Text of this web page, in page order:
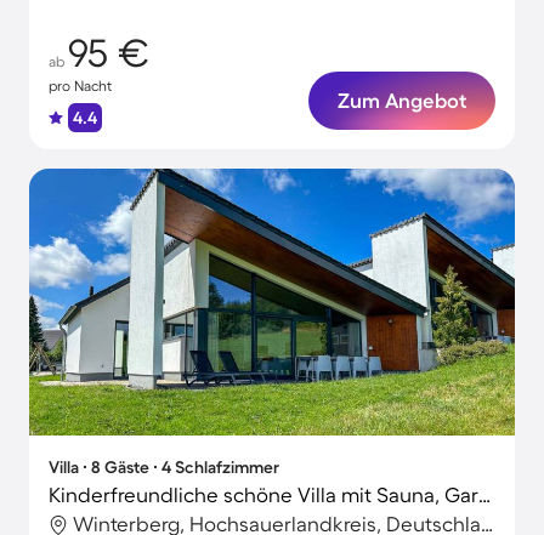
ab 95 €
pro Nacht
4.4
Zum Angebot
Villa ∙ 8 Gäste ∙ 4 Schlafzimmer
Kinderfreundliche schöne Villa mit Sauna, Garten und Whirlpool | Naturblick | Skifahren in der Nähe | Haustierfreundlich
Winterberg, Hochsauerlandkreis, Deutschland